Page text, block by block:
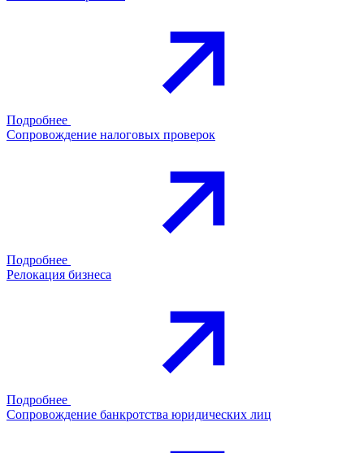
Подробнее
Сопровождение налоговых проверок
Подробнее
Релокация бизнеса
Подробнее
Сопровождение банкротства юридических лиц